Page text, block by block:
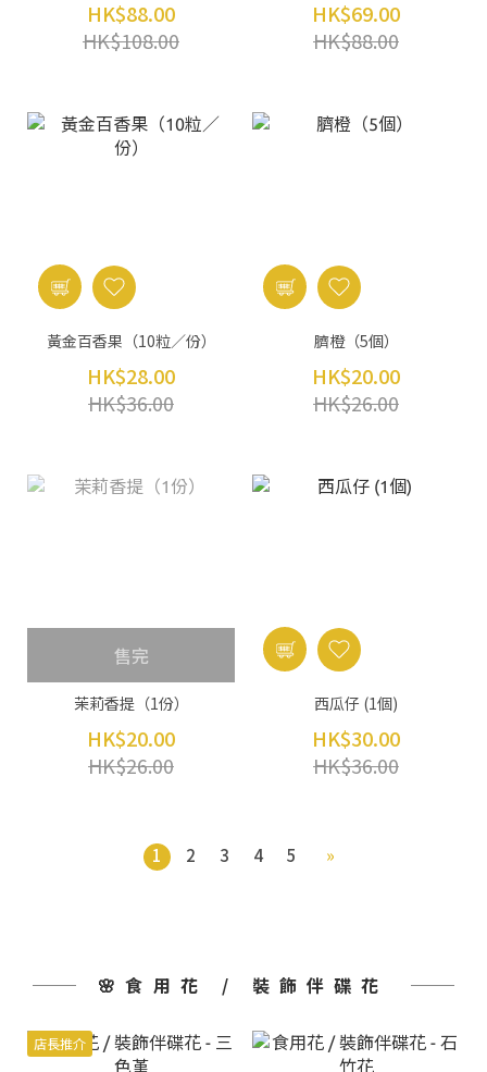
HK$88.00
HK$108.00
HK$69.00
HK$88.00
黃金百香果（10粒／份）
HK$28.00
HK$36.00
臍橙（5個）
HK$20.00
HK$26.00
售完
茉莉香提（1份）
HK$20.00
HK$26.00
西瓜仔 (1個)
HK$30.00
HK$36.00
1 2 3 4 5 »
🌸食用花 / 裝飾伴碟花
店長推介